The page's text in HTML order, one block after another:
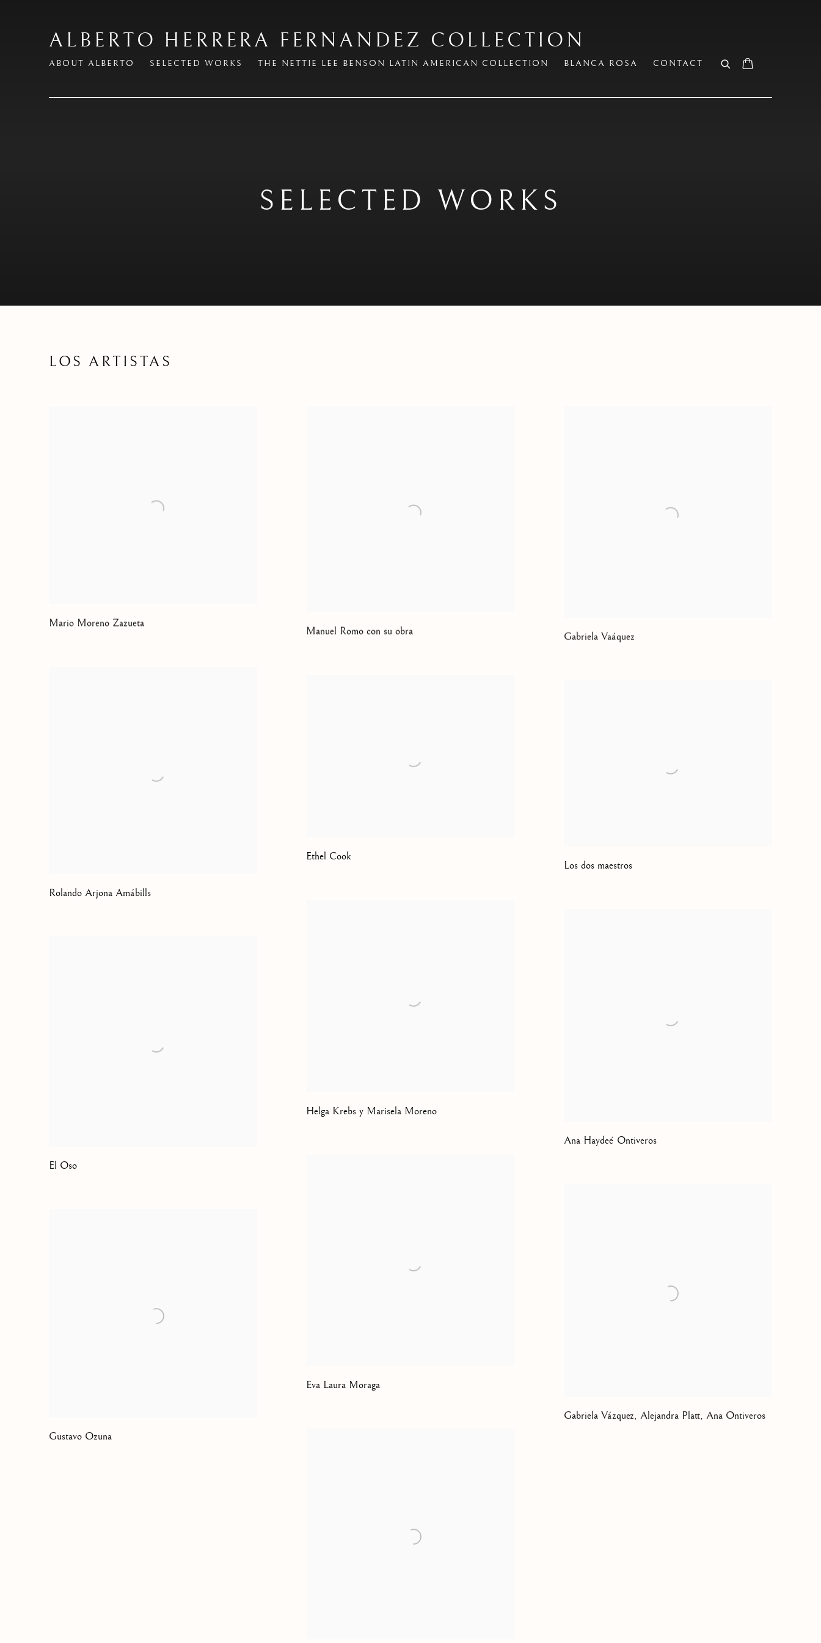
ALBERTO HERRERA FERNANDEZ COLLECTION
ABOUT ALBERTO SELECTED WORKS THE NETTIE LEE BENSON LATIN AMERICAN COLLECTION BLANCA ROSA CONTACT
SELECTED WORKS
LOS ARTISTAS
Mario Moreno Zazueta
Rolando Arjona Amábills
El Oso
Gustavo Ozuna
Manuel Romo con su obra
Ethel Cook
Helga Krebs y Marisela Moreno
Eva Laura Moraga
Gabriela Vaáquez
Los dos maestros
Ana Haydeé Ontiveros
Gabriela Vázquez, Alejandra Platt, Ana Ontiveros